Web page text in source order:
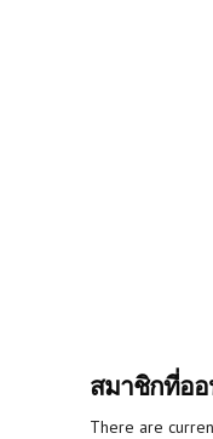
สมาชิกที่อ
There are